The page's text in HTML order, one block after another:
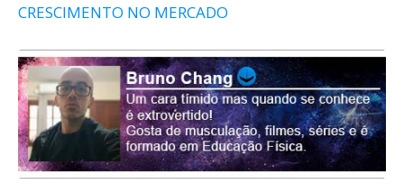
CRESCIMENTO NO MERCADO